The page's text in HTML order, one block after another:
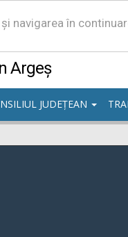
navigarea în
Argeș
JUDEȚEAN